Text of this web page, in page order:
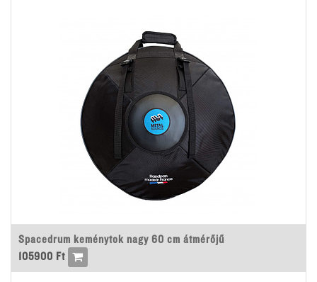
Spacedrum keménytok nagy 60 cm átmérőjű
105900 Ft